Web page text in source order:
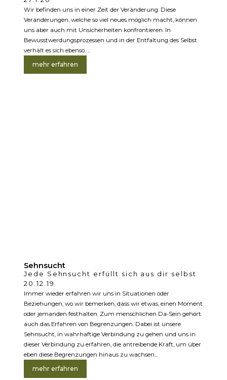
Wir befinden uns in einer Zeit der Veränderung. Diese
Veränderungen, welche so viel neues möglich macht, können
uns aber auch mit Unsicherheiten konfrontieren. In
Bewusstwerdungsprozessen und in der Entfaltung des Selbst
verhält es sich ebenso. ...
mehr erfahren
Sehnsucht
Jede Sehnsucht erfüllt sich aus dir selbst
20.12.19
Immer wieder erfahren wir uns in Situationen oder
Beziehungen, wo wir bemerken, dass wir etwas, einen Moment
oder jemanden festhalten. Zum menschlichen Da-Sein gehört
auch das Erfahren von Begrenzungen. Dabei ist unsere
Sehnsucht, in wahrhaftige Verbindung zu gehen und uns in
dieser Verbindung zu erfahren, die antreibende Kraft, um über
eben diese Begrenzungen hinaus zu wachsen...
mehr erfahren